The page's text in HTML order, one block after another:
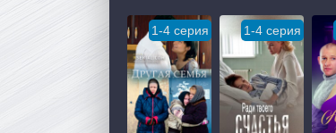
1-4 серия 1-4 серия